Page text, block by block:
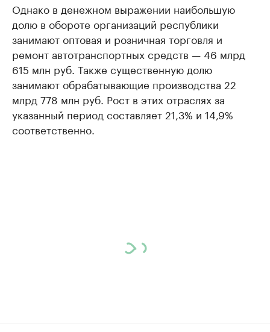
Однако в денежном выражении наибольшую
долю в обороте организаций республики
занимают оптовая и розничная торговля и
ремонт автотранспортных средств — 46 млрд
615 млн руб. Также существенную долю
занимают обрабатывающие производства 22
млрд 778 млн руб. Рост в этих отраслях за
указанный период составляет 21,3% и 14,9%
соответственно.